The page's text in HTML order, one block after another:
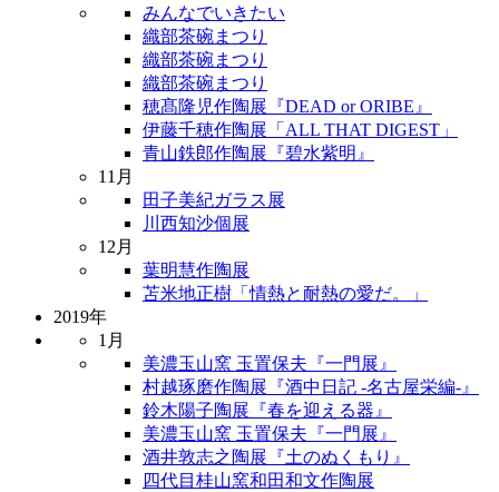
みんなでいきたい
織部茶碗まつり
織部茶碗まつり
織部茶碗まつり
穂髙隆児作陶展『DEAD or ORIBE』
伊藤千穂作陶展「ALL THAT DIGEST」
青山鉄郎作陶展『碧水紫明』
11月
田子美紀ガラス展
川西知沙個展
12月
葉明慧作陶展
苫米地正樹「情熱と耐熱の愛だ。」
2019年
1月
美濃玉山窯 玉置保夫『一門展』
村越琢磨作陶展『酒中日記 -名古屋栄編-』
鈴木陽子陶展『春を迎える器』
美濃玉山窯 玉置保夫『一門展』
酒井敦志之陶展『土のぬくもり』
四代目桂山窯和田和文作陶展